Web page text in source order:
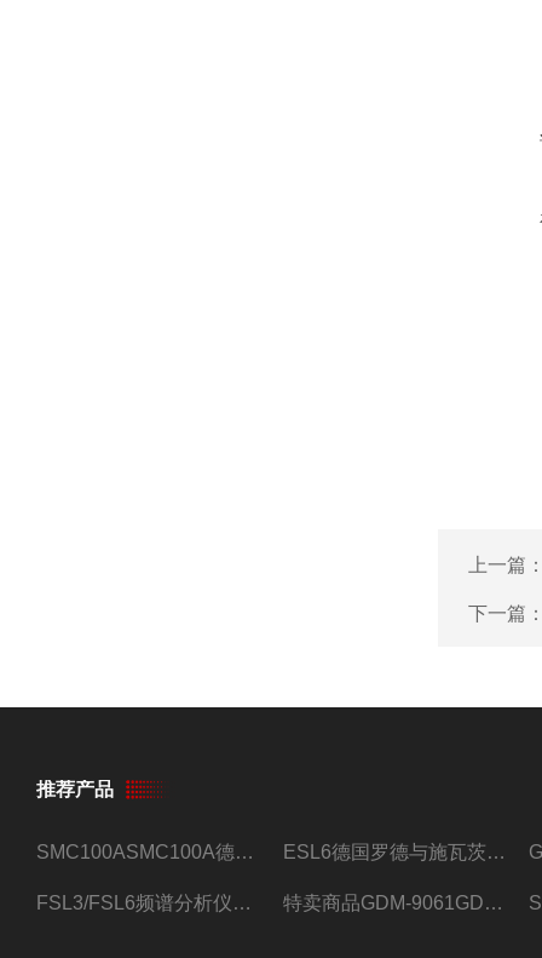
上一篇
下一篇
推荐产品
SMC100ASMC100A德国罗德与施瓦茨射频信号源 ESL6德国罗德与施瓦茨预认证EMI接收机
FSL3/FSL6频谱分析仪FSL3/FSL6罗德与施瓦茨 特卖商品GDM-9061GDM-9061台式万用表